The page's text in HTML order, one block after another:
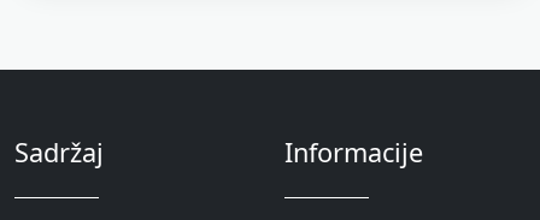
Sadržaj Informacije